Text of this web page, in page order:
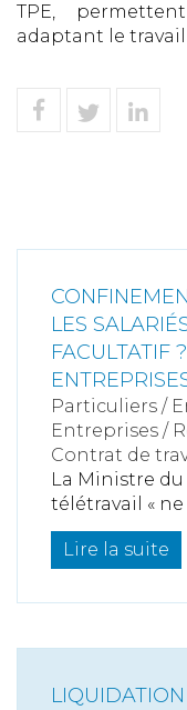
TPE,
adaptant le travail
LES
FACULTATIF
Particuliers /
Entreprises /
Contrat de
La Ministre
télétravail «
Lire la suite